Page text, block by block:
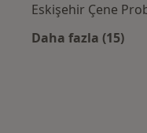
Eskişehir Çene
Daha fazla (15)